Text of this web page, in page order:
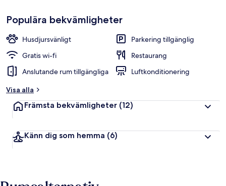
b
a
r
e
n
Populära bekvämligheter
Husdjursvänligt
Parkering tillgänglig
Gratis wi-fi
Restaurang
Anslutande rum tillgängliga
Luftkonditionering
Visa alla
Främsta bekvämligheter (12)
Känn dig som hemma (6)